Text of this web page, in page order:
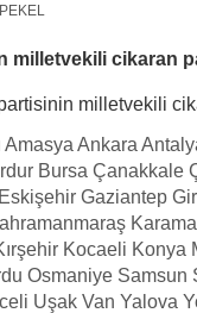
milletvekili cikaran
milletvekili
Amasya Ankara
Bursa Çanakkale
Eskişehir Gaziantep
Kocaeli Konya
Osmaniye Samsun
Uşak Van Yalova